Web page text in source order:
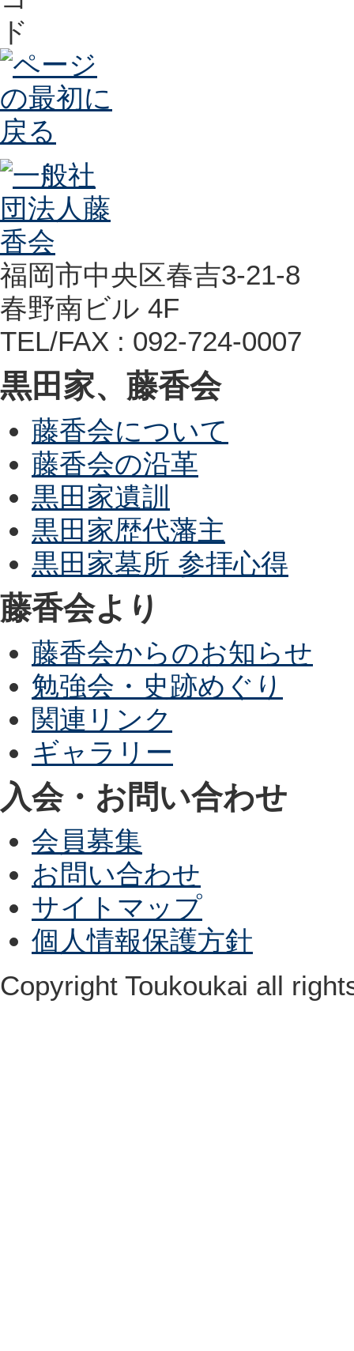
福岡市中央区春吉3-21-8
春野南ビル 4F
TEL/FAX : 092-724-0007
黒田家、藤香会
藤香会について
藤香会の沿革
黒田家遺訓
黒田家歴代藩主
黒田家墓所 参拝心得
藤香会より
藤香会からのお知らせ
勉強会・史跡めぐり
関連リンク
ギャラリー
入会・お問い合わせ
会員募集
お問い合わせ
サイトマップ
個人情報保護方針
Copyright Toukoukai all